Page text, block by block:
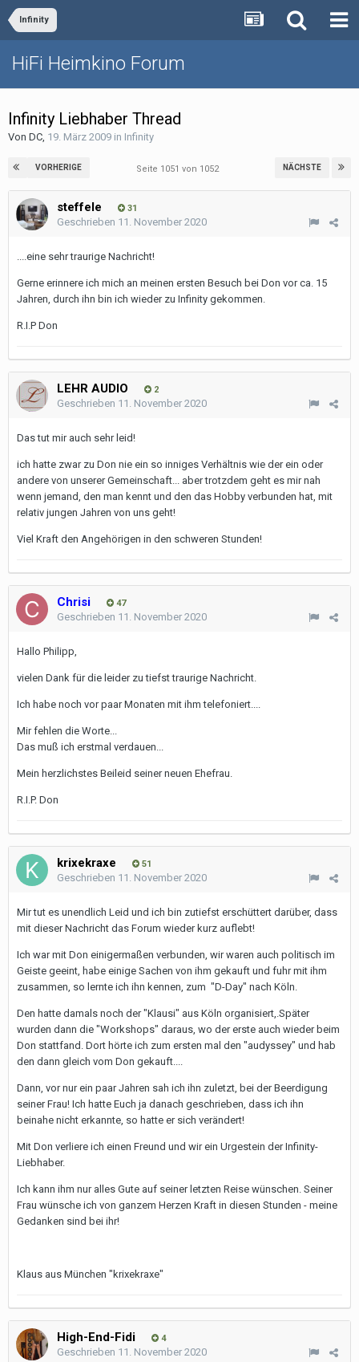
Infinity
HiFi Heimkino Forum
Infinity Liebhaber Thread
Von DC, 19. März 2009 in Infinity
VORHERIGE NÄCHSTE
Seite 1051 von 1052
steffele 31
Geschrieben 11. November 2020
....eine sehr traurige Nachricht!
Gerne erinnere ich mich an meinen ersten Besuch bei Don vor ca. 15
Jahren, durch ihn bin ich wieder zu Infinity gekommen.
R.I.P Don
LEHR AUDIO 2
Geschrieben 11. November 2020
Das tut mir auch sehr leid!
ich hatte zwar zu Don nie ein so inniges Verhältnis wie der ein oder
andere von unserer Gemeinschaft... aber trotzdem geht es mir nah
wenn jemand, den man kennt und den das Hobby verbunden hat, mit
relativ jungen Jahren von uns geht!
Viel Kraft den Angehörigen in den schweren Stunden!
Chrisi 47
Geschrieben 11. November 2020
Hallo Philipp,
vielen Dank für die leider zu tiefst traurige Nachricht.
Ich habe noch vor paar Monaten mit ihm telefoniert....
Mir fehlen die Worte...
Das muß ich erstmal verdauen...
Mein herzlichstes Beileid seiner neuen Ehefrau.
R.I.P. Don
krixekraxe 51
Geschrieben 11. November 2020
Mir tut es unendlich Leid und ich bin zutiefst erschüttert darüber, dass
mit dieser Nachricht das Forum wieder kurz auflebt!
Ich war mit Don einigermaßen verbunden, wir waren auch politisch im
Geiste geeint, habe einige Sachen von ihm gekauft und fuhr mit ihm
zusammen, so lernte ich ihn kennen, zum "D-Day" nach Köln.
Den hatte damals noch der "Klausi" aus Köln organisiert,.Später
wurden dann die "Workshops" daraus, wo der erste auch wieder beim
Don stattfand. Dort hörte ich zum ersten mal den "audyssey" und hab
den dann gleich vom Don gekauft....
Dann, vor nur ein paar Jahren sah ich ihn zuletzt, bei der Beerdigung
seiner Frau! Ich hatte Euch ja danach geschrieben, dass ich ihn
beinahe nicht erkannte, so hatte er sich verändert!
Mit Don verliere ich einen Freund und wir ein Urgestein der Infinity-
Liebhaber.
Ich kann ihm nur alles Gute auf seiner letzten Reise wünschen. Seiner
Frau wünsche ich von ganzem Herzen Kraft in diesen Stunden - meine
Gedanken sind bei ihr!
Klaus aus München "krixekraxe"
High-End-Fidi 4
Geschrieben 11. November 2020